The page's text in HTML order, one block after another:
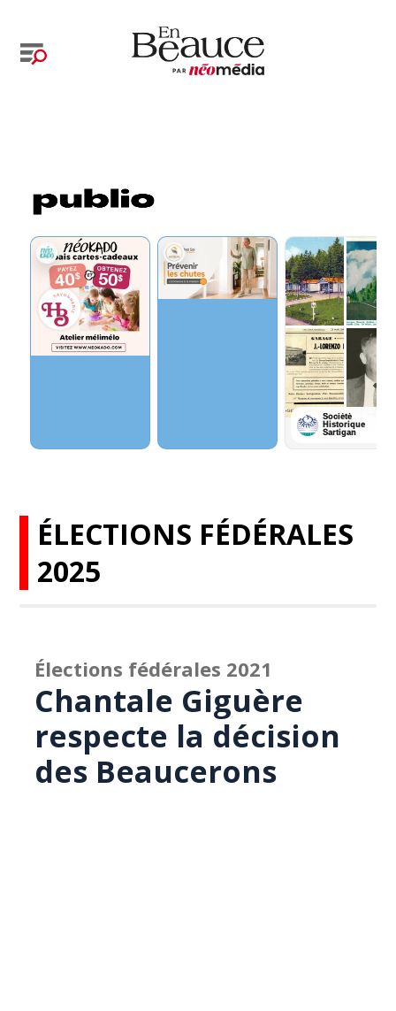
ÉLECTIONS FÉDÉRALES
2025
Élections fédérales 2021
Chantale Giguère
respecte la décision
des Beaucerons